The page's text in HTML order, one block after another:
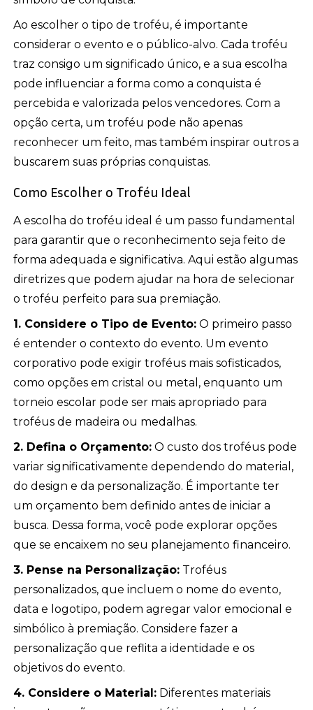
Ao escolher o tipo de troféu, é importante
considerar o evento e o público-alvo. Cada troféu
traz consigo um significado único, e a sua escolha
pode influenciar a forma como a conquista é
percebida e valorizada pelos vencedores. Com a
opção certa, um troféu pode não apenas
reconhecer um feito, mas também inspirar outros a
buscarem suas próprias conquistas.
Como Escolher o Troféu Ideal
A escolha do troféu ideal é um passo fundamental
para garantir que o reconhecimento seja feito de
forma adequada e significativa. Aqui estão algumas
diretrizes que podem ajudar na hora de selecionar
o troféu perfeito para sua premiação.
1. Considere o Tipo de Evento: O primeiro passo
é entender o contexto do evento. Um evento
corporativo pode exigir troféus mais sofisticados,
como opções em cristal ou metal, enquanto um
torneio escolar pode ser mais apropriado para
troféus de madeira ou medalhas.
2. Defina o Orçamento: O custo dos troféus pode
variar significativamente dependendo do material,
do design e da personalização. É importante ter
um orçamento bem definido antes de iniciar a
busca. Dessa forma, você pode explorar opções
que se encaixem no seu planejamento financeiro.
3. Pense na Personalização: Troféus
personalizados, que incluem o nome do evento,
data e logotipo, podem agregar valor emocional e
simbólico à premiação. Considere fazer a
personalização que reflita a identidade e os
objetivos do evento.
4. Considere o Material: Diferentes materiais